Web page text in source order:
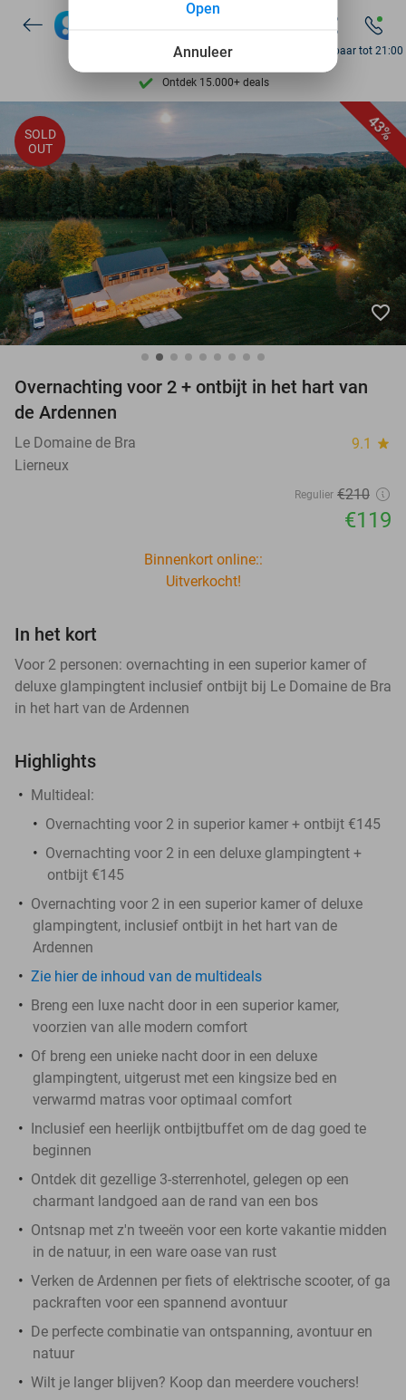
Ontdek 15.000+ deals
10+ miljoen leden
9,4 op basis van 206.147 reviews
Ontdek 15.000+ deals
7 dagen per week beschikbaar
10+ miljoen leden
Bereikbaar tot 21:00
43%
SOLD
OUT
favorite_border
Overnachting voor 2 + ontbijt in het hart van
de Ardennen
Le Domaine de Bra 9.1 star
Lierneux
Regulier €210
€119
Binnenkort online::
Uitverkocht!
In het kort
Voor 2 personen: overnachting in een superior kamer of
deluxe glampingtent inclusief ontbijt bij Le Domaine de Bra
in het hart van de Ardennen
Highlights
Multideal:
Overnachting voor 2 in superior kamer + ontbijt €145
Overnachting voor 2 in een deluxe glampingtent +
ontbijt €145
Overnachting voor 2 in een superior kamer of deluxe
glampingtent, inclusief ontbijt in het hart van de
Ardennen
Zie hier de inhoud van de multideals
Breng een luxe nacht door in een superior kamer,
voorzien van alle modern comfort
Of breng een unieke nacht door in een deluxe
glampingtent, uitgerust met een kingsize bed en
verwarmd matras voor optimaal comfort
Inclusief een heerlijk ontbijtbuffet om de dag goed te
beginnen
Ontdek dit gezellige 3-sterrenhotel, gelegen op een
charmant landgoed aan de rand van een bos
Ontsnap met z'n tweeën voor een korte vakantie midden
in de natuur, in een ware oase van rust
Verken de Ardennen per fiets of elektrische scooter, of ga
packraften voor een spannend avontuur
De perfecte combinatie van ontspanning, avontuur en
natuur
Wilt je langer blijven? Koop dan meerdere vouchers!
Annuleer
Open